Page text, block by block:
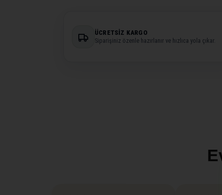
ÜCRETSIZ KARGO
Siparişiniz özenle hazırlanır ve hızlıca yola çıkar.